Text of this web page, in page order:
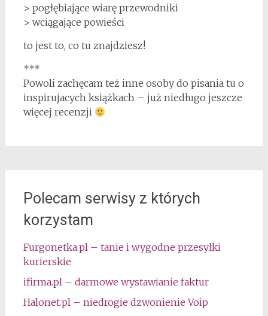
> pogłębiające wiarę przewodniki
> wciągające powieści
to jest to, co tu znajdziesz!
***
Powoli zachęcam też inne osoby do pisania tu o
inspirujacych książkach – już niedługo jeszcze
więcej recenzji
Polecam serwisy z których
korzystam
Furgonetka.pl – tanie i wygodne przesyłki
kurierskie
ifirma.pl – darmowe wystawianie faktur
Halonet.pl – niedrogie dzwonienie Voip